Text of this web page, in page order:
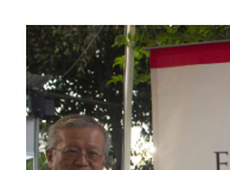
Cursos
Museo de la
Fondo Editorial